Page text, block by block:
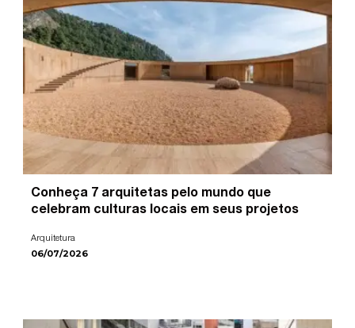
Conheça 7 arquitetas pelo mundo que
celebram culturas locais em seus projetos
Arquitetura
06/07/2026